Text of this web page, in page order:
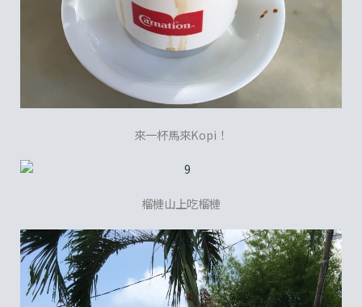
來一杯馬來Kopi！
榴槤山上吃榴槤